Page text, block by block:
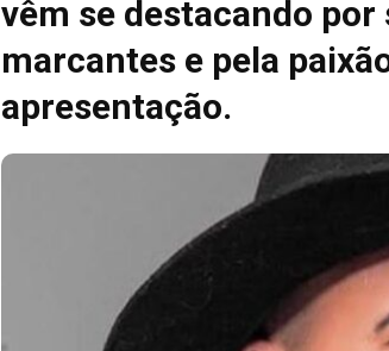
vêm se destacando
marcantes e pela
apresentação.